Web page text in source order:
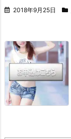
2018年9月25日